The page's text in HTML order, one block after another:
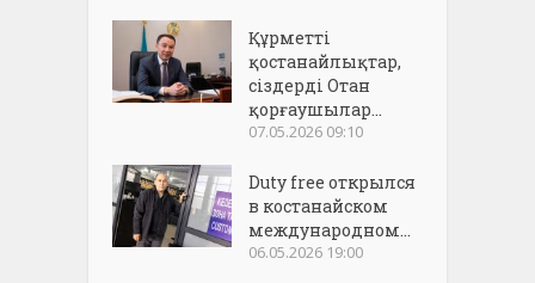
Құрметті
қостанайлықтар,
сіздерді Отан
қорғаушылар...
07.05.2026 09:10
Duty free открылся
в костанайском
международном...
06.05.2026 19:00